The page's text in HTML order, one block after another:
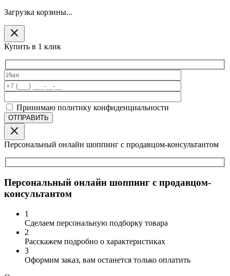
Загрузка корзины...
Купить в 1 клик
Принимаю политику конфиденциальности
Персональный онлайн шоппинг с продавцом-консультантом
Персональный онлайн шоппинг с продавцом-
консультантом
1
Сделаем персональную подборку товара
2
Расскажем подробно о характеристиках
3
Оформим заказ, вам останется только оплатить